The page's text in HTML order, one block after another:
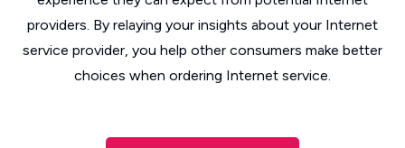
providers. By relaying your insights about your Internet
service provider, you help other consumers make better
choices when ordering Internet service.